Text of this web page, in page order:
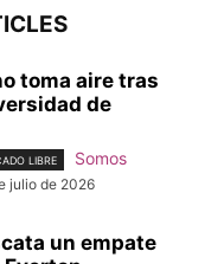
toma aire tras
de
LIBRE
Somos
julio de 2026
un empate